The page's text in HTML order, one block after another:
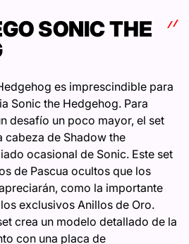
SONIC THE
es imprescindible para
Sonic the Hedgehog. Para
desafío un poco mayor, el set
cabeza de Shadow the
ocasional de Sonic. Este set
de Pascua ocultos que los
como la importante
exclusivos Anillos de Oro.
crea un modelo detallado de la
con una placa de